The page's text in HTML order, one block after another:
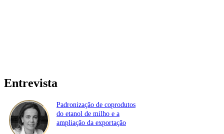
Entrevista
Padronização de coprodutos
do etanol de milho e a
ampliação da exportação